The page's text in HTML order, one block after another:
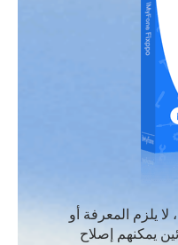
يلزم المعرفة أو
يمكنهم إصلاح